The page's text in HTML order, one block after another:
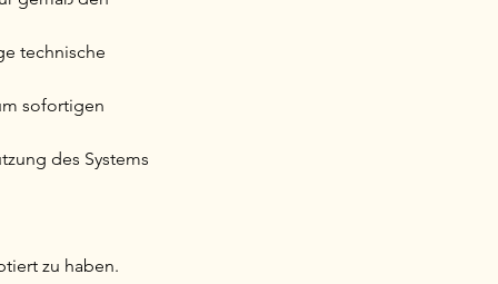
technische
sofortigen
des Systems
zu haben.